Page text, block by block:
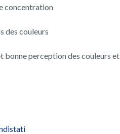
concentration
des couleurs
bonne perception des couleurs